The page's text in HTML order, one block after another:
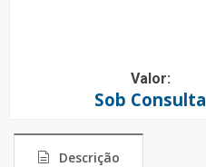
Valor:
Sob Consulta
Descrição